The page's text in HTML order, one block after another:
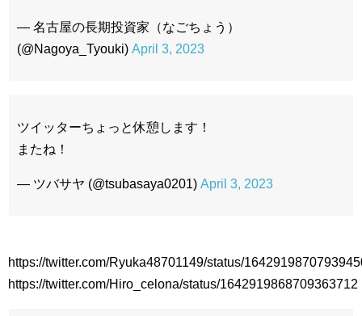
— 名古屋の長期投資家（なごちょう）
(@Nagoya_Tyouki) April 3, 2023
ツイッターちょっと休憩します！
またね！
— ツバサヤ (@tsubasaya0201) April 3, 2023
https://twitter.com/Ryuka48701149/status/
https://twitter.com/Hiro_celona/status/1642919868709363712